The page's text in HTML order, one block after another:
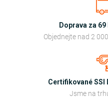
Doprava za
Objednejte nad 2
Certifikované SSI
Jsme na